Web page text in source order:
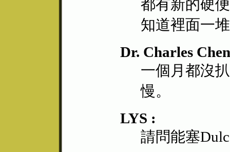
都有新的硬
知道裡面一
Dr. Charles
一個月都沒
慢。
LYS :
請問能塞